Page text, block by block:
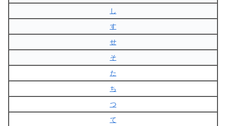
し
す
せ
そ
た
ち
つ
て